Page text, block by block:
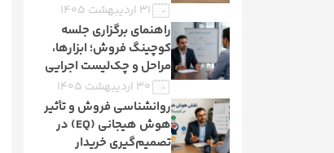
۳۱ اردیبهشت ۱۴۰۵
راهنمای برگزاری جلسه
کوچینگ فروش؛ ابزارها،
مراحل و چک‌لیست اجرایی
۳۰ اردیبهشت ۱۴۰۵
روانشناسی فروش و تأثیر
هوش هیجانی (EQ) در
تصمیم‌گیری خریدار